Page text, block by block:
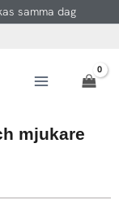
samma dag
mjukare